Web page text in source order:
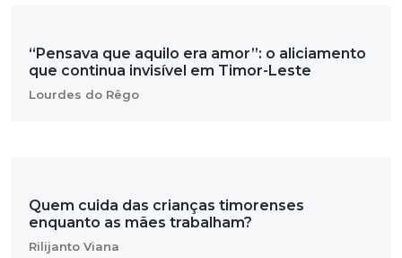
“Pensava que aquilo era amor”: o aliciamento
que continua invisível em Timor-Leste
Lourdes do Rêgo
Quem cuida das crianças timorenses
enquanto as mães trabalham?
Rilijanto Viana